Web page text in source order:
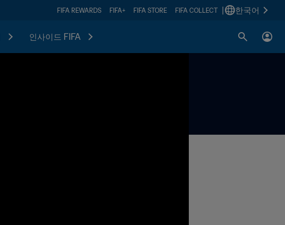
FIFA REWARDS FIFA+ FIFA STORE FIFA COLLECT 한국어
인사이드 FIFA